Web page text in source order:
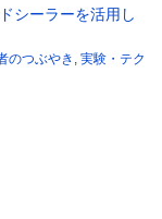
シーラーを活用し
のつぶやき , 実験・テク